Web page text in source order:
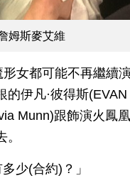
姆斯麥艾維
女都可能不再繼續
伊凡·彼得斯
Munn)跟飾演火鳳
少(合約)？」